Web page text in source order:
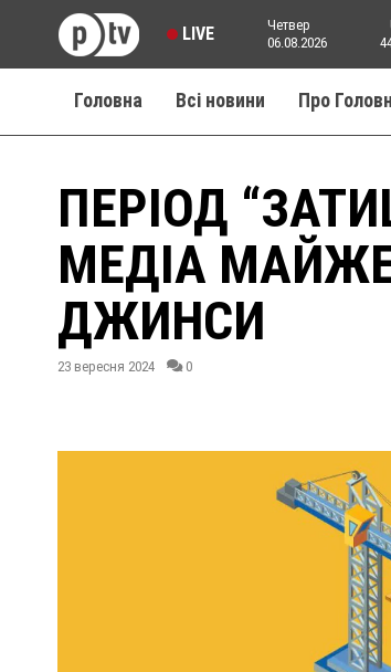
LIVE
Четвер
06.08.2026
Головна Всі новини Про
ПЕРІОД
МЕДІА
ДЖИНСИ
23 вересня 2024 0